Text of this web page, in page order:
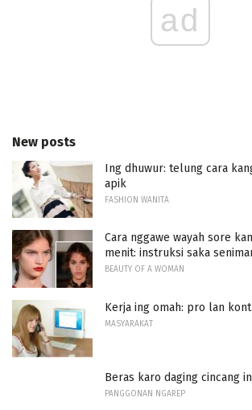
ad
New posts
Ing dhuwur: telung cara
apik
FASHION WANITA
Cara nggawe wayah sore
menit: instruksi saka
BEAUTY OF A WOMAN
Kerja ing omah: pro lan
MASYARAKAT
Beras karo daging cincang
PANGGONAN NGAREP